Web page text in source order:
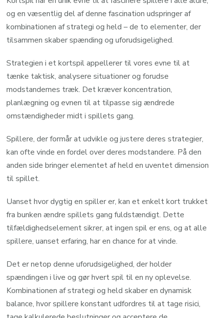
og en væsentlig del af denne fascination udspringer af
kombinationen af strategi og held – de to elementer, der
tilsammen skaber spænding og uforudsigelighed.
Strategien i et kortspil appellerer til vores evne til at
tænke taktisk, analysere situationer og forudse
modstandernes træk. Det kræver koncentration,
planlægning og evnen til at tilpasse sig ændrede
omstændigheder midt i spillets gang.
Spillere, der formår at udvikle og justere deres strategier,
kan ofte vinde en fordel over deres modstandere. På den
anden side bringer elementet af held en uventet dimension
til spillet.
Uanset hvor dygtig en spiller er, kan et enkelt kort trukket
fra bunken ændre spillets gang fuldstændigt. Dette
tilfældighedselement sikrer, at ingen spil er ens, og at alle
spillere, uanset erfaring, har en chance for at vinde.
Det er netop denne uforudsigelighed, der holder
spændingen i live og gør hvert spil til en ny oplevelse.
Kombinationen af strategi og held skaber en dynamisk
balance, hvor spillere konstant udfordres til at tage risici,